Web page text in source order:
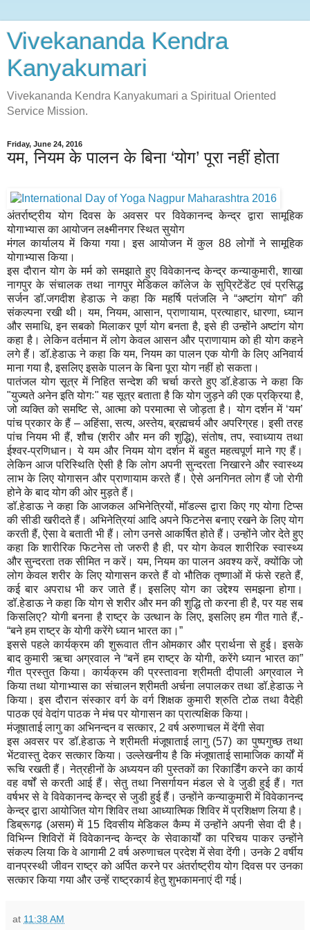
Vivekananda Kendra
Kanyakumari
Vivekananda Kendra Kanyakumari a Spiritual Oriented
Service Mission.
Friday, June 24, 2016
यम, नियम के पालन के बिना ‘योग’ पूरा नहीं होता
अंतर्राष्ट्रीय योग दिवस के अवसर पर विवेकानन्द केन्द्र द्वारा सामूहिक
योगाभ्यास का आयोजन लक्ष्मीनगर स्थित सुयोग
मंगल कार्यालय में किया गया। इस आयोजन में कुल 88 लोगों ने सामूहिक
योगाभ्यास किया।
इस दौरान योग के मर्म को समझाते हुए विवेकानन्द केन्द्र कन्याकुमारी, शाखा
नागपुर के संचालक तथा नागपुर मेडिकल कॉलेज के सुप्रिटेंडेंट एवं प्रसिद्ध
सर्जन डॉ.जगदीश हेडाऊ ने कहा कि महर्षि पतंजलि ने “अष्टांग योग” की
संकल्पना रखी थी। यम, नियम, आसान, प्राणायाम, प्रत्याहार, धारणा, ध्यान
और समाधि, इन सबको मिलाकर पूर्ण योग बनता है, इसे ही उन्होंने अष्टांग योग
कहा है। लेकिन वर्तमान में लोग केवल आसन और प्राणायाम को ही योग कहने
लगे हैं। डॉ.हेडाऊ ने कहा कि यम, नियम का पालन एक योगी के लिए अनिवार्य
माना गया है, इसलिए इसके पालन के बिना पूरा योग नहीं हो सकता।
पातंजल योग सूत्र में निहित सन्देश की चर्चा करते हुए डॉ.हेडाऊ ने कहा कि
"युज्यते अनेन इति योगः" यह सूत्र बताता है कि योग जुड़ने की एक प्रक्रिया है,
जो व्यक्ति को समष्टि से, आत्मा को परमात्मा से जोड़ता है। योग दर्शन में ‘यम’
पांच प्रकार के हैं – अहिंसा, सत्य, अस्तेय, ब्रह्मचर्य और अपरिग्रह। इसी तरह
पांच नियम भी हैं, शौच (शरीर और मन की शुद्धि), संतोष, तप, स्वाध्याय तथा
ईश्वर-प्रणिधान। ये यम और नियम योग दर्शन में बहुत महत्वपूर्ण माने गए हैं।
लेकिन आज परिस्थिति ऐसी है कि लोग अपनी सुन्दरता निखारने और स्वास्थ्य
लाभ के लिए योगासन और प्राणायाम करते हैं। ऐसे अनगिनत लोग हैं जो रोगी
होने के बाद योग की ओर मुड़ते हैं।
डॉ.हेडाऊ ने कहा कि आजकल अभिनेत्रियों, मॉडल्स द्वारा किए गए योगा टिप्स
की सीडी खरीदते हैं। अभिनेत्रियां आदि अपने फिटनेस बनाए रखने के लिए योग
करती हैं, ऐसा वे बताती भी हैं। लोग उनसे आकर्षित होते हैं। उन्होंने जोर देते हुए
कहा कि शारीरिक फिटनेस तो जरुरी है ही, पर योग केवल शारीरिक स्वास्थ्य
और सुन्दरता तक सीमित न करें। यम, नियम का पालन अवश्य करें, क्योंकि जो
लोग केवल शरीर के लिए योगासन करते हैं वो भौतिक तृष्णाओं में फंसे रहते हैं,
कई बार अपराध भी कर जाते हैं। इसलिए योग का उद्देश्य समझना होगा।
डॉ.हेडाऊ ने कहा कि योग से शरीर और मन की शुद्धि तो करना ही है, पर यह सब
किसलिए? योगी बनना है राष्ट्र के उत्थान के लिए, इसलिए हम गीत गाते हैं,-
“बने हम राष्ट्र के योगी करेंगे ध्यान भारत का।”
इससे पहले कार्यक्रम की शुरूवात तीन ओमकार और प्रार्थना से हुई। इसके
बाद कुमारी ऋचा अग्रवाल ने “बनें हम राष्ट्र के योगी, करेंगे ध्यान भारत का”
गीत प्रस्तुत किया। कार्यक्रम की प्रस्तावना श्रीमती दीपाली अग्रवाल ने
किया तथा योगाभ्यास का संचालन श्रीमती अर्चना लपालकर तथा डॉ.हेडाऊ ने
किया। इस दौरान संस्कार वर्ग के वर्ग शिक्षक कुमारी श्रुति टोळ तथा वैदेही
पाठक एवं वेदांग पाठक ने मंच पर योगासन का प्रात्यक्षिक किया।
मंजूषाताई लागु का अभिनन्दन व सत्कार, 2 वर्ष अरुणाचल में देंगी सेवा
इस अवसर पर डॉ.हेडाऊ ने श्रीमती मंजूषाताई लागु (57) का पुष्पगुच्छ तथा
भेंटवास्तु देकर सत्कार किया। उल्लेखनीय है कि मंजूषाताई सामाजिक कार्यों में
रूचि रखती हैं। नेत्रहीनों के अध्ययन की पुस्तकों का रिकार्डिंग करने का कार्य
वह वर्षों से करती आई हैं। सेतु तथा निसर्गायन मंडल से वे जुडी हुई हैं। गत
वर्षभर से वे विवेकानन्द केन्द्र से जुडी हुई हैं। उन्होंने कन्याकुमारी में विवेकानन्द
केन्द्र द्वारा आयोजित योग शिविर तथा आध्यात्मिक शिविर में प्रशिक्षण लिया है।
डिब्रूगढ़ (असम) में 15 दिवसीय मेडिकल कैम्प में उन्होंने अपनी सेवा दी है।
विभिन्न शिविरों में विवेकानन्द केन्द्र के सेवाकार्यों का परिचय पाकर उन्होंने
संकल्प लिया कि वे आगामी 2 वर्ष अरुणाचल प्रदेश में सेवा देंगी। उनके 2 वर्षीय
वानप्रस्थी जीवन राष्ट्र को अर्पित करने पर अंतर्राष्ट्रीय योग दिवस पर उनका
सत्कार किया गया और उन्हें राष्ट्रकार्य हेतु शुभकामनाएं दी गई।
at 11:38 AM